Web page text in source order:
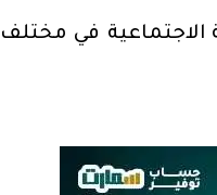
الاجتماعية في مختلف